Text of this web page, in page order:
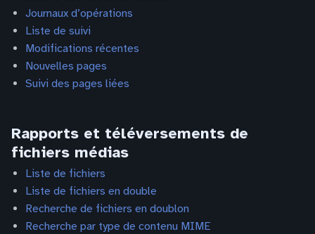
Journaux d’opérations
Liste de suivi
Modifications récentes
Nouvelles pages
Suivi des pages liées
Rapports et téléversements de
fichiers médias
Liste de fichiers
Liste de fichiers en double
Recherche de fichiers en doublon
Recherche par type de contenu MIME